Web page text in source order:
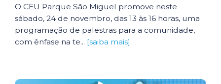
O CEU Parque São Miguel promove neste
sábado, 24 de novembro, das 13 às 16 horas, uma
programação de palestras para a comunidade,
com ênfase na te... [saiba mais]